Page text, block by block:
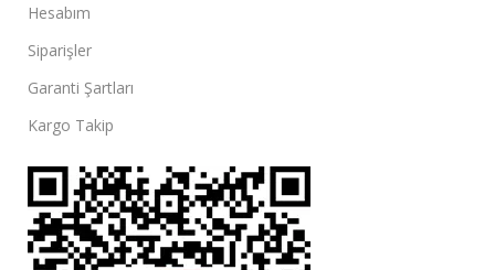
Hesabım
Siparişler
Garanti Şartları
Kargo Takip